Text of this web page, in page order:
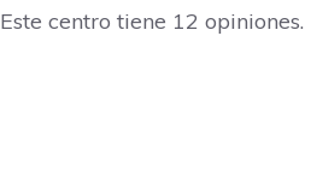
Este centro tiene 12 opiniones.